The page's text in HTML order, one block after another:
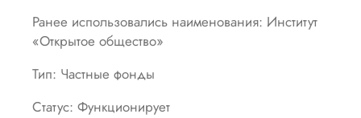
Ранее использовались наименования: Институт
«Открытое общество»
Тип: Частные фонды
Статус: Функционирует